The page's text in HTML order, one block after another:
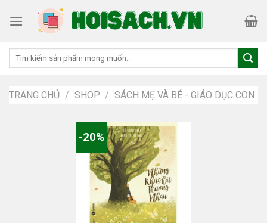
Tìm
TRANG CHỦ / SHOP / SÁCH MẸ VÀ BÉ - GIÁO DỤC CON
-20%